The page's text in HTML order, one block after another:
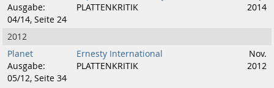
Ausgabe:
04/14, Seite 24
PLATTENKRITIK
2014
2012
Planet
Ausgabe:
05/12, Seite 34
Ernesty International
PLATTENKRITIK
Nov.
2012